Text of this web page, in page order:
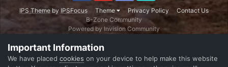
IPS Theme by IPSFocus Theme Privacy Policy
Contact Us
B-Zone Community
Powered by Invision Community
Important Information
We have placed cookies on your device to help make this website